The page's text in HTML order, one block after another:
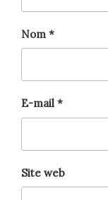
Nom *
E-mail *
Site web